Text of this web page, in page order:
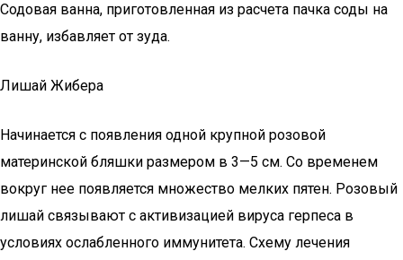
Содовая ванна, приготовленная из расчета пачка соды на
ванну, избавляет от зуда.
Лишай Жибера
Начинается с появления одной крупной розовой
материнской бляшки размером в 3—5 см. Со временем
вокруг нее появляется множество мелких пятен. Розовый
лишай связывают с активизацией вируса герпеса в
условиях ослабленного иммунитета. Схему лечения